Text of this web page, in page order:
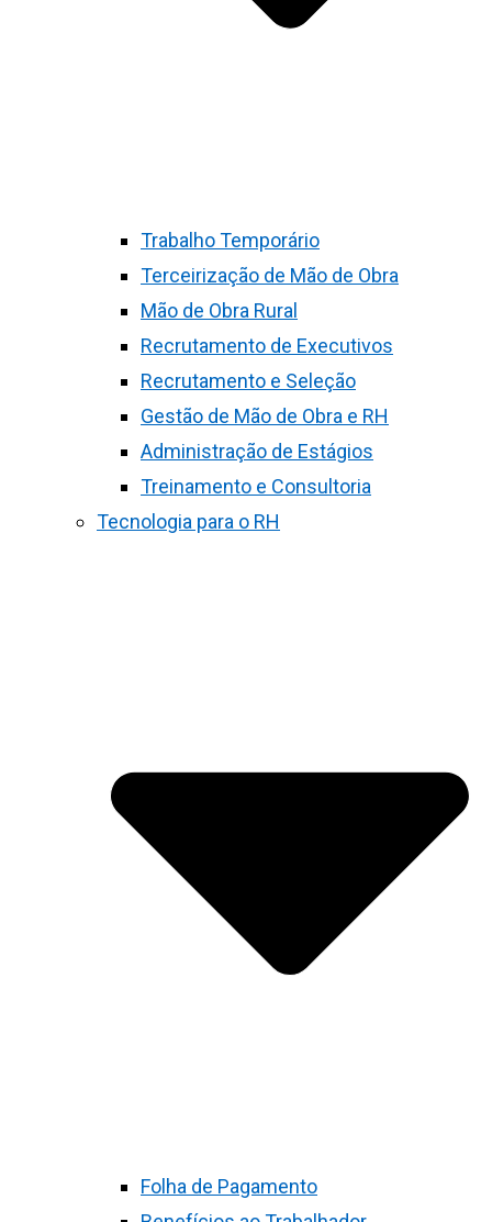
Trabalho Temporário
Terceirização de Mão de Obra
Mão de Obra Rural
Recrutamento de Executivos
Recrutamento e Seleção
Gestão de Mão de Obra e RH
Administração de Estágios
Treinamento e Consultoria
Tecnologia para o RH
Folha de Pagamento